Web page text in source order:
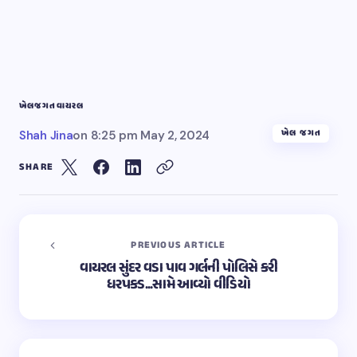
ખેલજગતવાયરલ
Shah Jinaon 8:25 pm May 2, 2024 ખેલ જગત
SHARE
PREVIOUS ARTICLE
વાયરલ સુંદર વડા પાવ ગર્લની પોલિસે કરી
ધરપકડ...સામે આવ્યો વીડિયો